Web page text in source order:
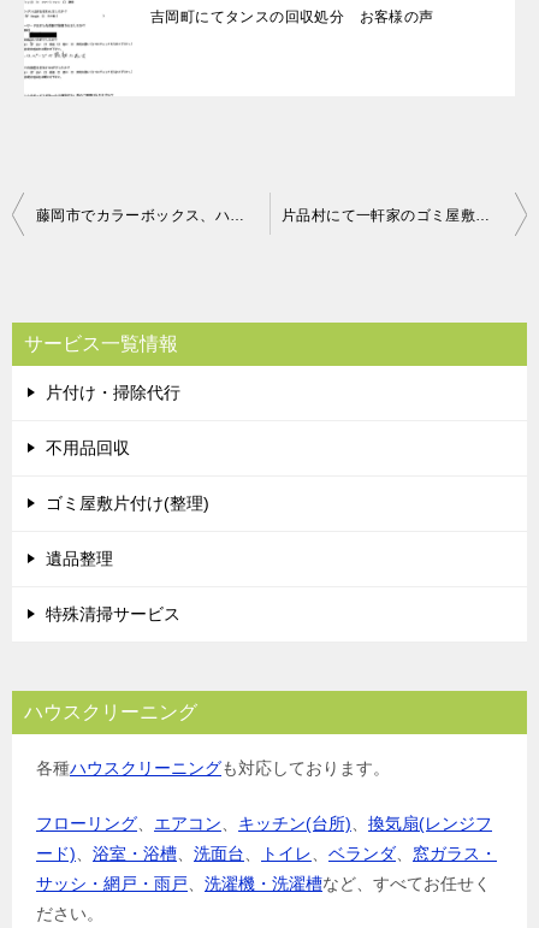
吉岡町にてタンスの回収処分 お客様の声
投
ビ
ゲ
ー
シ
藤岡市でカラーボックス、ハンガーラックなど回収のご依頼 お客様の声 片品村にて一軒家のゴミ屋敷整理 お客様の声
サービス一覧情報
片付け・掃除代行
不用品回収
ゴミ屋敷片付け(整理)
遺品整理
特殊清掃サービス
ハウスクリーニング
各種ハウスクリーニングも対応しております。
フローリング、 エアコン、 キッチン(台所)、 換気扇(レンジフ
ード)、 浴室・浴槽、 洗面台、 トイレ、 ベランダ、 窓ガラス・
サッシ・網戸・雨戸、 洗濯機・洗濯槽など、すべてお任せく
ださい。